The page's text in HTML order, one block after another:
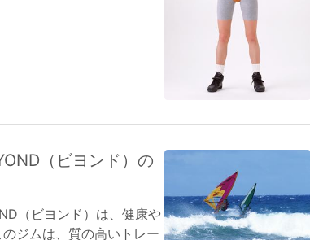
（ビヨンド）の
（ビヨンド）は、健康や
ジムは、質の高いトレー